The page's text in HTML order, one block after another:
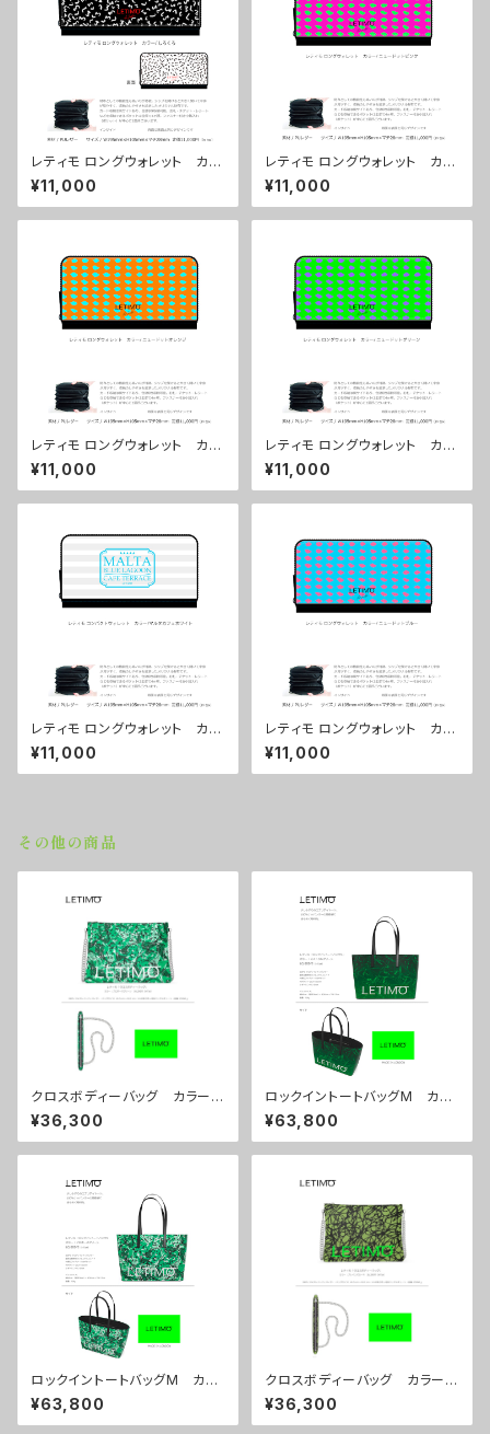
レティモ ロングウォレット カラ
ー/しろくろ ■配送まで３週間
¥11,000
レティモ ロングウォレット カラ
ー/ ニュードットピンク ■配送
まで３週間
¥11,000
レティモ ロングウォレット カラ
ー/ ニュードットオレンジ ■配
送まで３週間
¥11,000
レティモ ロングウォレット カラ
ー/ ニュードットグリーン ■配
送まで３週間
¥11,000
レティモ ロングウォレット カラ
ー/マルタカフェホワイト ■配
送まで３週間
¥11,000
レティモ ロングウォレット カラ
ー/ ニュードットブルー ■配送
まで３週間
¥11,000
その他の商品
クロスボディーバッグ カラー/
プロポーズグリーン ■配送ま
で約１か月
¥36,300
ロックイントートバッグM カラ
ー/ミストラルグリーン ■配送
まで約１か月
¥63,800
ロックイントートバッグM カラ
ー/プロポーズグリーン ■配送
まで約１か月
¥63,800
クロスボディーバッグ カラー/
ブレインズカーキ ■配送まで
約１か月
¥36,300